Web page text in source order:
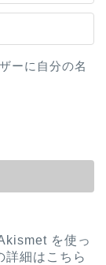
ーに自分の名
を使っ
詳細はこちら